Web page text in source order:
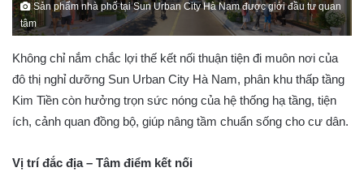
Sản phẩm nhà phố tại Sun Urban City Hà Nam được giới đầu tư quan
tâm
Không chỉ nắm chắc lợi thế kết nối thuận tiện đi muôn nơi của
đô thị nghỉ dưỡng Sun Urban City Hà Nam, phân khu thấp tầng
Kim Tiền còn hưởng trọn sức nóng của hệ thống hạ tầng, tiện
ích, cảnh quan đồng bộ, giúp nâng tầm chuẩn sống cho cư dân.
Vị trí đắc địa – Tâm điểm kết nối